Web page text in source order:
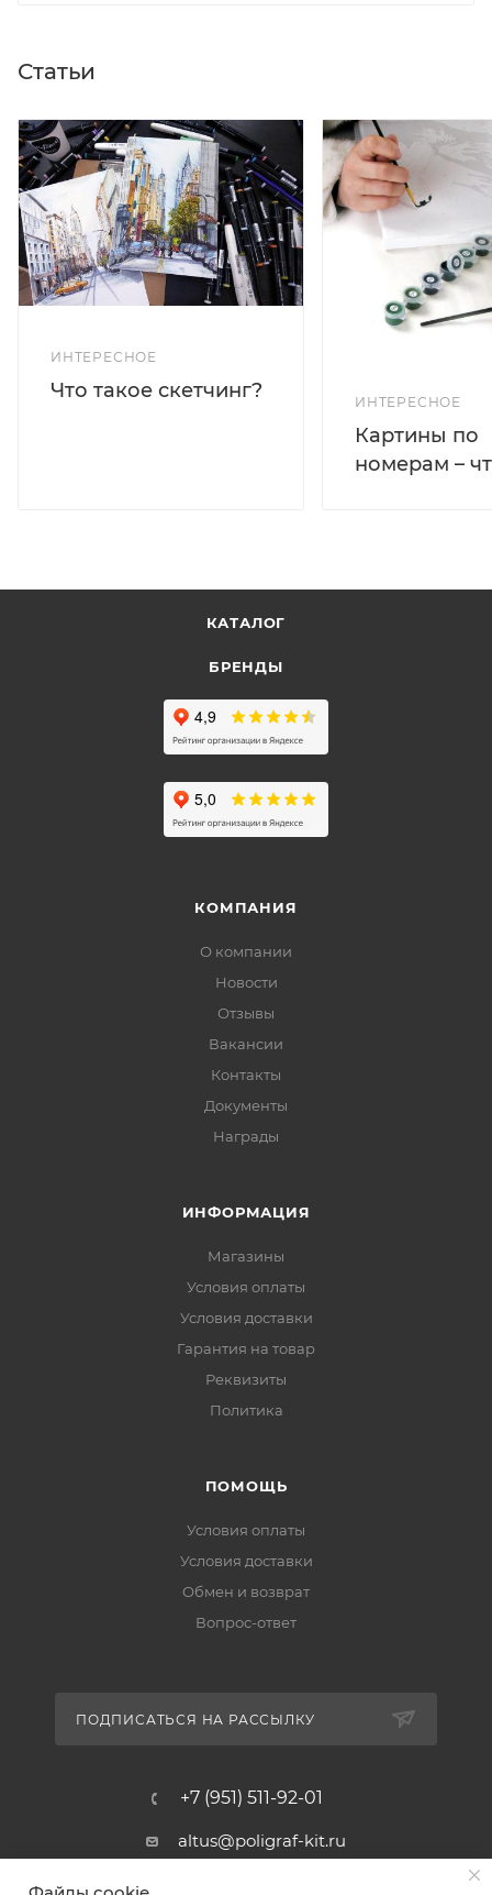
Статьи
ИНТЕРЕСНОЕ
Что такое скетчинг?
ИНТЕРЕСНОЕ
Картины по
номерам –
КАТАЛОГ
БРЕНДЫ
КОМПАНИЯ
О компании
Новости
Отзывы
Вакансии
Контакты
Документы
Награды
ИНФОРМАЦИЯ
Магазины
Условия оплаты
Условия доставки
Гарантия на товар
Реквизиты
Политика
ПОМОЩЬ
Условия оплаты
Условия доставки
Обмен и возврат
Вопрос-ответ
ПОДПИСАТЬСЯ НА РАССЫЛКУ
+7 (951) 511-92-01
altus@poligraf-kit.ru
Магазин-склад ТЦ "Альтус"